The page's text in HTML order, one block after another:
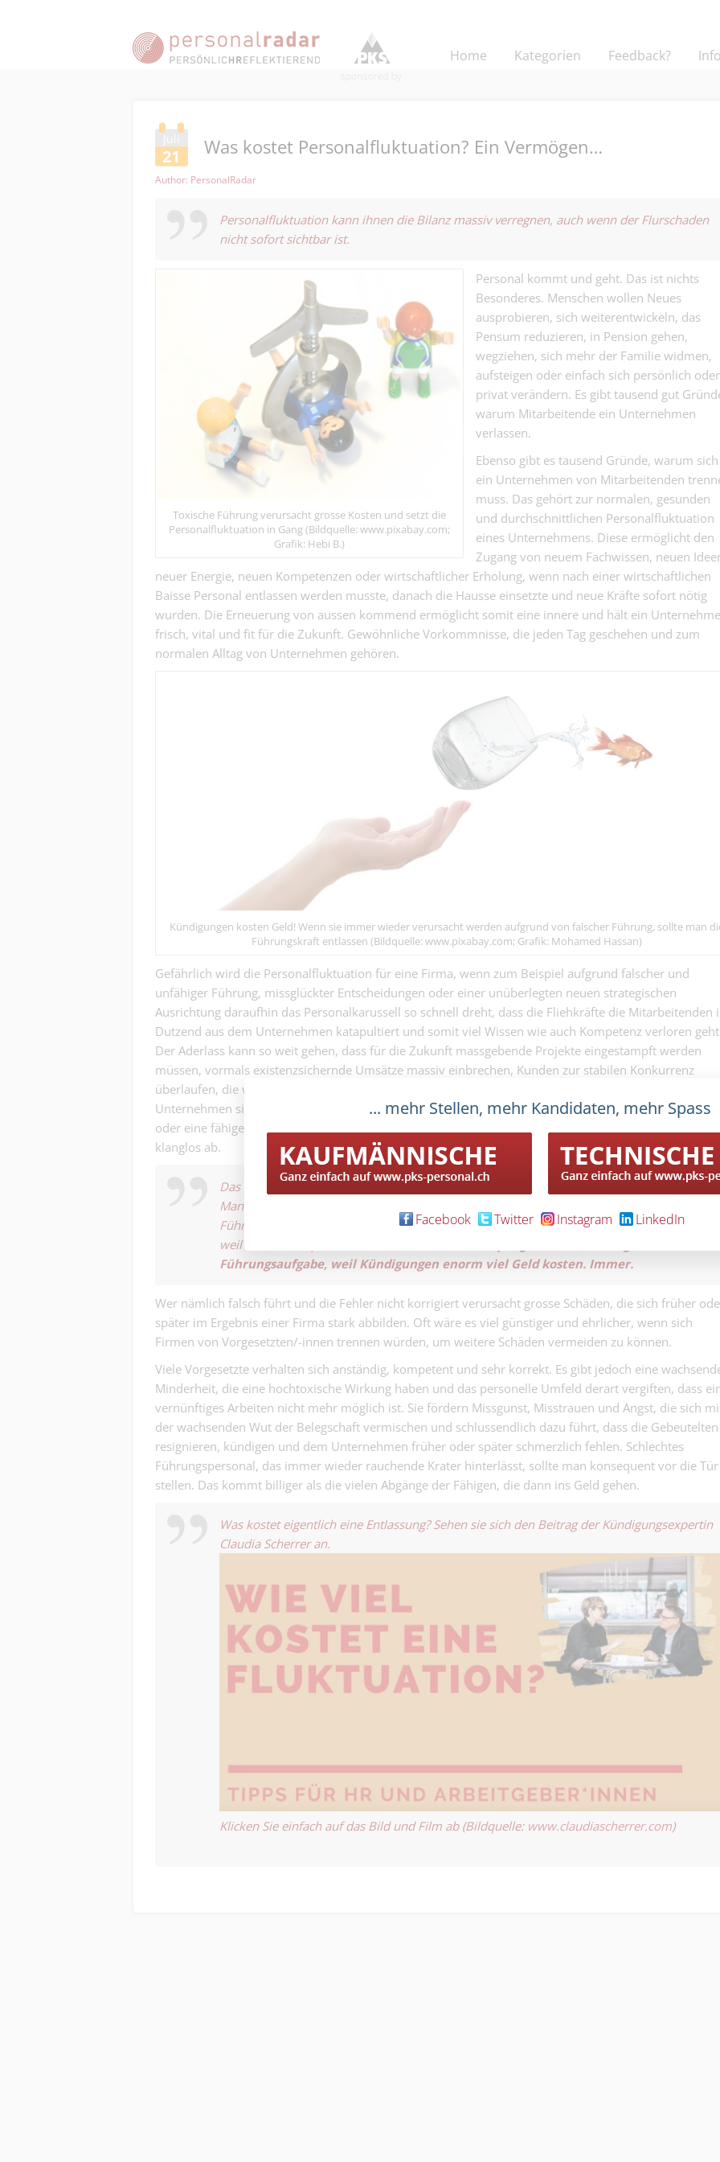
Home Kategorien Feedback? Info
Juli
21 Was kostet Personalfluktuation? Ein Vermögen…
Author: PersonalRadar
Personalfluktuation kann ihnen die Bilanz massiv verregnen, auch wenn der Flurschaden
nicht sofort sichtbar ist.
Toxische Führung verursacht grosse Kosten und setzt die
Personalfluktuation in Gang (Bildquelle: www.pixabay.com;
Grafik: Hebi B.)
Personal kommt und geht. Das ist nichts
Besonderes. Menschen wollen Neues
ausprobieren, sich weiterentwickeln, das
Pensum reduzieren, in Pension gehen,
wegziehen, sich mehr der Familie widmen,
aufsteigen oder einfach sich persönlich oder
privat verändern. Es gibt tausend gut
warum Mitarbeitende ein Unternehmen
verlassen.
Ebenso gibt es tausend Gründe, warum sich
ein Unternehmen von Mitarbeitenden
muss. Das gehört zur normalen, gesunden
und durchschnittlichen Personalfluktuation
eines Unternehmens. Diese ermöglicht den
Zugang von neuem Fachwissen, neuen
neuer Energie, neuen Kompetenzen oder wirtschaftlicher Erholung, wenn nach einer wirtschaftlichen
Baisse Personal entlassen werden musste, danach die Hausse einsetzte und neue Kräfte sofort nötig
wurden. Die Erneuerung von aussen kommend ermöglicht somit eine innere und hält ein
frisch, vital und fit für die Zukunft. Gewöhnliche Vorkommnisse, die jeden Tag geschehen und zum
normalen Alltag von Unternehmen gehören.
Kündigungen kosten Geld! Wenn sie immer wieder verursacht werden aufgrund von falscher Führung, sollte man
Führungskraft entlassen (Bildquelle: www.pixabay.com; Grafik: Mohamed Hassan)
Gefährlich wird die Personalfluktuation für eine Firma, wenn zum Beispiel aufgrund falscher und
unfähiger Führung, missglückter Entscheidungen oder einer unüberlegten neuen strategischen
Ausrichtung daraufhin das Personalkarussell so schnell dreht, dass die Fliehkräfte die Mitarbeitenden
Dutzend aus dem Unternehmen katapultiert und somit viel Wissen wie auch Kompetenz verloren
Der Aderlass kann so weit gehen, dass für die Zukunft massgebende Projekte eingestampft werden
müssen, vormals existenzsichernde Umsätze massiv einbrechen, Kunden zur stabilen Konkurrenz
überlaufen, die wirtschaftliche Existenz massiv bedroht ist, die Reputation sich verflüchtigt und das
Unternehmen sich schon in der sauerstoffarmen Todeszone befindet. Wenn jetzt nicht ein fähiger Mann
oder eine fähige Frau auf die Brücke kommt und das Steuer übernimmt, säuft der Kahn sank- und
klanglos ab.
Das Halten von fähigen, erfahrenen Mitarbeitenden, also das sogenannte ‘Retention-
Management’, lohnt sich nachweislich wirtschaftlich und ist eine wichtige
Führungsaufgabe par excellence. Diese kann man nicht einfach nach unten delegieren,
weil man sie für profan hält.
Führungsaufgabe, weil Kündigungen enorm viel Geld kosten. Immer.
Wer nämlich falsch führt und die Fehler nicht korrigiert verursacht grosse Schäden, die sich früher
später im Ergebnis einer Firma stark abbilden. Oft wäre es viel günstiger und ehrlicher, wenn sich
Firmen von Vorgesetzten/-innen trennen würden, um weitere Schäden vermeiden zu können.
Viele Vorgesetzte verhalten sich anständig, kompetent und sehr korrekt. Es gibt jedoch eine
Minderheit, die eine hochtoxische Wirkung haben und das personelle Umfeld derart vergiften, dass
vernünftiges Arbeiten nicht mehr möglich ist. Sie fördern Missgunst, Misstrauen und Angst, die sich
der wachsenden Wut der Belegschaft vermischen und schlussendlich dazu führt, dass die Gebeutelten
resignieren, kündigen und dem Unternehmen früher oder später schmerzlich fehlen. Schlechtes
Führungspersonal, das immer wieder rauchende Krater hinterlässt, sollte man konsequent vor die Tür
stellen. Das kommt billiger als die vielen Abgänge der Fähigen, die dann ins Geld gehen.
Was kostet eigentlich eine Entlassung? Sehen sie sich den Beitrag derKündigungsexpertin
Claudia Scherreran.
Klicken Sie einfach auf das Bild und Film ab (Bildquelle: www.claudiascherrer.com)
Landverkehre
bewegen nicht
Logistik - Spedition |
für die
Pflege.
Medical | Basel
Junior
Treuhand -
Davon gibt es
genug....
Finanz | Basel
40–100% -
zuhause
Medical | Basel
oder dipl.
Nicht
Finanz | Basel
100% (m/w/d) -
dich steht alles
dir läuft’s.
Gebäudetechnik |
das was du
Leiter
Swiss & US GAAP FER
Recruiter
Recruiting-Spezialist
(Betriebswirtschafter
Internal
Internal Auditor 40 -
junge
100%
HR-
Kenntnissen
... mehr Stellen, mehr Kandidaten, mehr Spass
Facebook Twitter Instagram LinkedIn